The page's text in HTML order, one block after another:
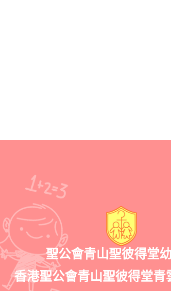
聖公會青山聖彼得堂
香港聖公會青山聖彼得堂青